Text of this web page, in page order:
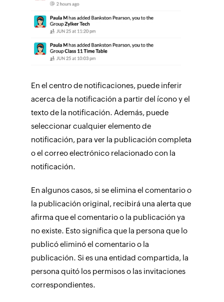
En el centro de notificaciones, puede inferir
acerca de la notificación a partir del ícono y el
texto de la notificación. Además, puede
seleccionar cualquier elemento de
notificación, para ver la publicación completa
o el correo electrónico relacionado con la
notificación.
En algunos casos, si se elimina el comentario o
la publicación original, recibirá una alerta que
afirma que el comentario o la publicación ya
no existe. Esto significa que la persona que lo
publicó eliminó el comentario o la
publicación. Si es una entidad compartida, la
persona quitó los permisos o las invitaciones
correspondientes.